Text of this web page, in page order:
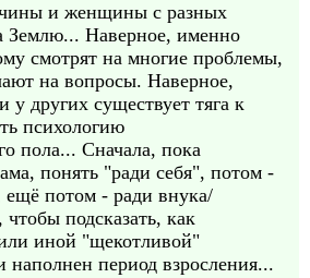
и женщины с разных
Землю... Наверное, именно
смотрят на многие проблемы,
на вопросы. Наверное,
у других существует тяга к
психологию
пола... Сначала, пока
понять "ради себя", потом -
ещё потом - ради внука/
подсказать, как
иной "щекотливой"
наполнен период взросления...